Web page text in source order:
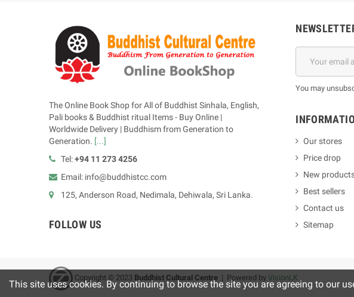
The Online Book Shop for All of Buddhist Sinhala, English,
Pali books & Buddhist ritual Items - Buy Online |
Worldwide Delivery | Buddhism from Generation to
Generation. [...]
Tel:+94 11 273 4256
Email: info@buddhistcc.com
125, Anderson Road, Nedimala, Dehiwala, Sri Lanka.
FOLLOW US
You may
Our stores
Price drop
New
Best sellers
Contact us
Sitemap
Copyright © 2023 Buddhist Cultural Centre | Powered by VisionLK
This site uses cookies. By continuing to browse the site you are agreeing to our